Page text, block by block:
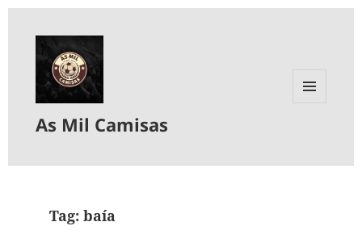
As Mil Camisas
Tag:baía